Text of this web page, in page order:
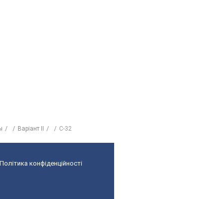
Варіант II C-32
Політика конфіденційності